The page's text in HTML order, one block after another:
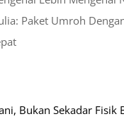
Paket Umroh
Bukan Sekadar Fisik